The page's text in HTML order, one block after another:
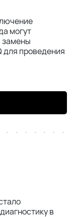
могут
замены
для проведения
в